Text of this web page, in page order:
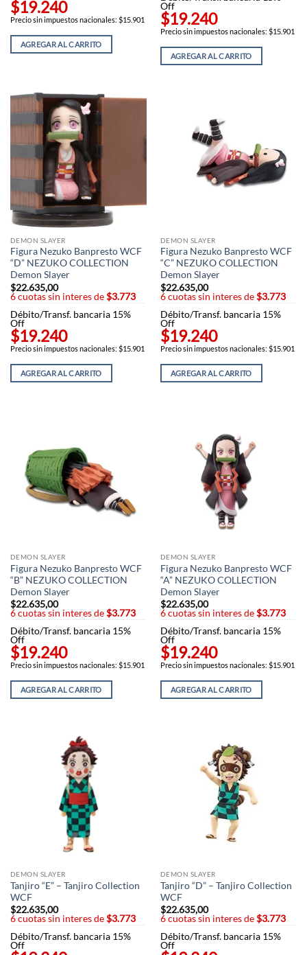
$19.240
Precio sin impuestos nacionales: $15.901
AGREGAR AL CARRITO
Off
$19.240
Precio sin impuestos nacionales: $15.901
AGREGAR AL CARRITO
DEMON SLAYER
Figura Nezuko Banpresto WCF
“D” NEZUKO COLLECTION
Demon Slayer
$22.635,00
6 cuotas sin interes de$3.773
Débito/Transf. bancaria 15%
Off
$19.240
Precio sin impuestos nacionales: $15.901
AGREGAR AL CARRITO
DEMON SLAYER
Figura Nezuko Banpresto WCF
“C” NEZUKO COLLECTION
Demon Slayer
$22.635,00
6 cuotas sin interes de$3.773
Débito/Transf. bancaria 15%
Off
$19.240
Precio sin impuestos nacionales: $15.901
AGREGAR AL CARRITO
DEMON SLAYER
Figura Nezuko Banpresto WCF
“B” NEZUKO COLLECTION
Demon Slayer
$22.635,00
6 cuotas sin interes de$3.773
Débito/Transf. bancaria 15%
Off
$19.240
Precio sin impuestos nacionales: $15.901
AGREGAR AL CARRITO
DEMON SLAYER
Figura Nezuko Banpresto WCF
“A” NEZUKO COLLECTION
Demon Slayer
$22.635,00
6 cuotas sin interes de$3.773
Débito/Transf. bancaria 15%
Off
$19.240
Precio sin impuestos nacionales: $15.901
AGREGAR AL CARRITO
DEMON SLAYER
Tanjiro “E” – Tanjiro Collection
WCF
$22.635,00
6 cuotas sin interes de$3.773
Débito/Transf. bancaria 15%
Off
DEMON SLAYER
Tanjiro “D” – Tanjiro Collection
WCF
$22.635,00
6 cuotas sin interes de$3.773
Débito/Transf. bancaria 15%
Off